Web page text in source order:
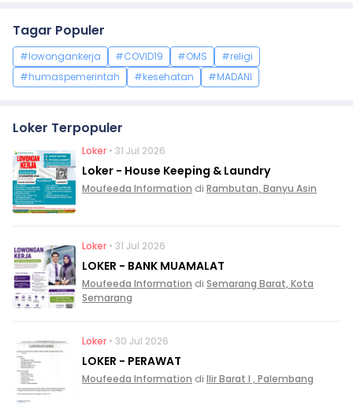
Tagar Populer
#lowongankerja #COVID19 #OMS
#religi
#humaspemerintah
#kesehatan #MADANI
Loker Terpopuler
Loker • 31 Jul 2026
Loker - House Keeping & Laundry
Moufeeda Information di Rambutan, Banyu Asin
Loker • 31 Jul 2026
LOKER - BANK MUAMALAT
Moufeeda Information di Semarang Barat, Kota
Semarang
Loker • 30 Jul 2026
LOKER - PERAWAT
Moufeeda Information di Ilir Barat I , Palembang